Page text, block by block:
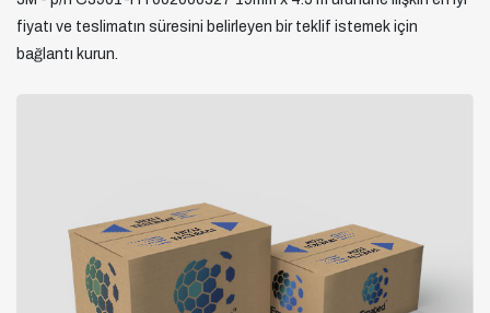
fiyatı ve teslimatın süresini belirleyen bir teklif istemek için
bağlantı kurun.